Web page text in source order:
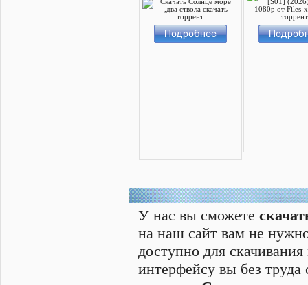
У нас вы сможете
на наш сайт вам не
доступно для
интерфейсу вы без